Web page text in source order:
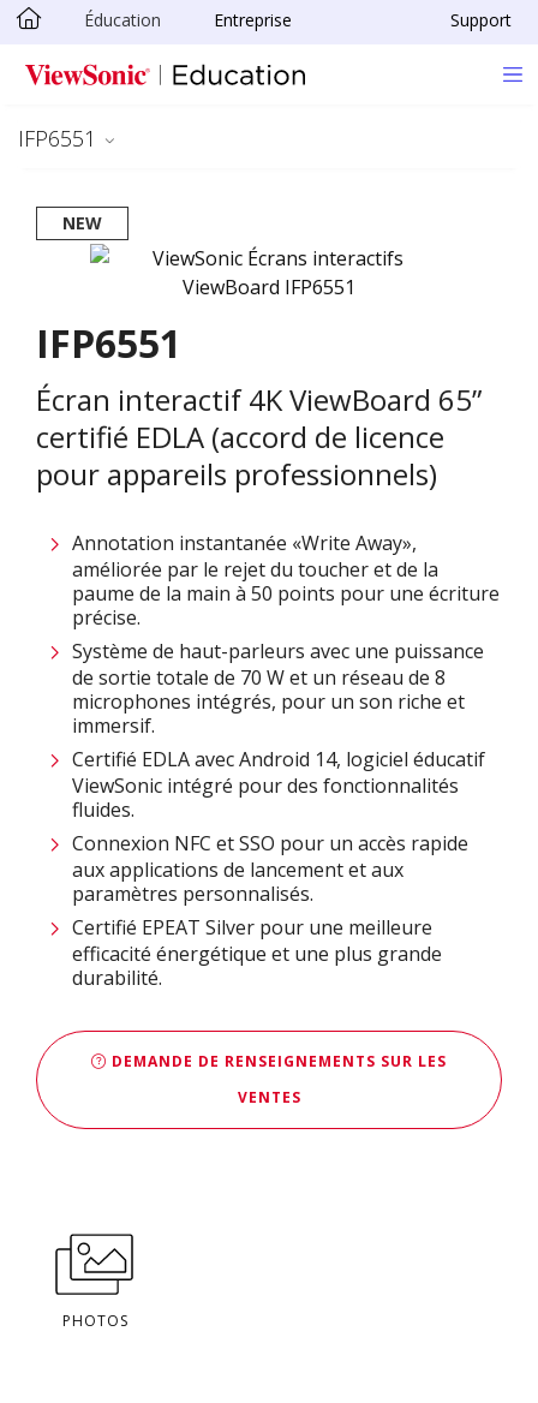
Passer au contenu principal
Éducation Entreprise Support
IFP6551
NEW
IFP6551
Écran interactif 4K ViewBoard 65”
certifié EDLA (accord de licence
pour appareils professionnels)
Annotation instantanée «Write Away»,
améliorée par le rejet du toucher et de la
paume de la main à 50 points pour une écriture
précise.
Système de haut-parleurs avec une puissance
de sortie totale de 70 W et un réseau de 8
microphones intégrés, pour un son riche et
immersif.
Certifié EDLA avec Android 14, logiciel éducatif
ViewSonic intégré pour des fonctionnalités
fluides.
Connexion NFC et SSO pour un accès rapide
aux applications de lancement et aux
paramètres personnalisés.
Certifié EPEAT Silver pour une meilleure
efficacité énergétique et une plus grande
durabilité​.
DEMANDE DE RENSEIGNEMENTS SUR LES
VENTES
PHOTOS